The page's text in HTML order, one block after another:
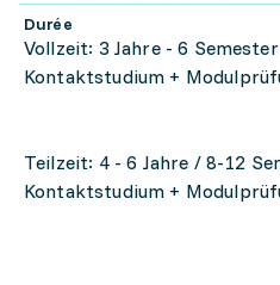
Durée
Vollzeit: 3 Jahre - 6
Kontaktstudium +
Teilzeit: 4 - 6 Jahre / 8-12
Kontaktstudium +